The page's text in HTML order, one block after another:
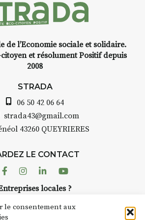
le consentement aux
INTERVIEW
avez ouvert une galerie à
Auzon…
Bernard TURLE Le Fumoir n’est
pas une galerie permanente.
AuzonToujours organise
dans le village. Des artistes et
caves, les granges d’Auzon. Le
Fumoir est l’un de ces espaces
de l’Economie sociale et solidaire.
et résolument Positif depuis
2008
STRADA
06 50 42 06 64
strada43@gmail.com
43260 QUEYRIERES
LE CONTACT
FacebookInstagram
LinkedinYoutube
locales ?